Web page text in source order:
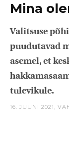
Mina
Valitsuse
puudutavad
asemel, et
tulevikule.
16. JUUNI 2021,